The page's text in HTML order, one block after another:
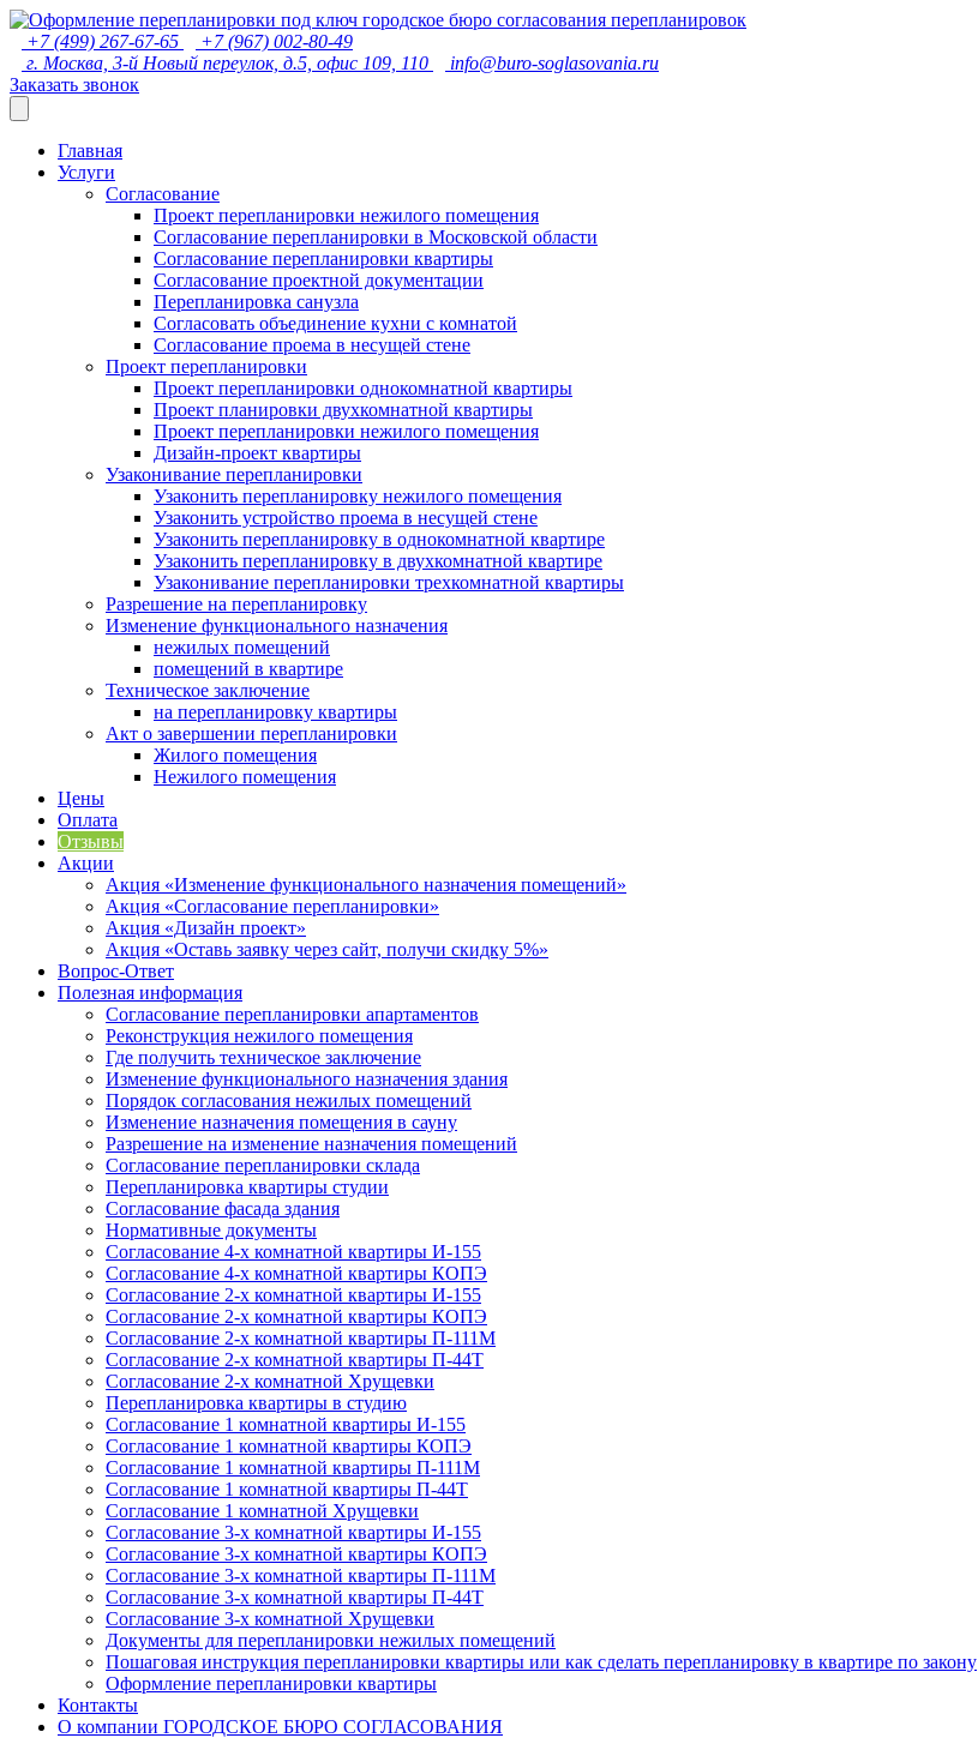
городское бюро согласования перепланировок
+7 (499) 267-67-65
+7 (967) 002-80-49
г. Москва, 3-й Новый переулок, д.5, офис 109, 110
info@buro-soglasovania.ru
Заказать звонок
Главная
Услуги
Согласование
Проект перепланировки нежилого помещения
Согласование перепланировки в Московской области
Согласование перепланировки квартиры
Согласование проектной документации
Перепланировка санузла
Согласовать объединение кухни с комнатой
Согласование проема в несущей стене
Проект перепланировки
Проект перепланировки однокомнатной квартиры
Проект планировки двухкомнатной квартиры
Проект перепланировки нежилого помещения
Дизайн-проект квартиры
Узаконивание перепланировки
Узаконить перепланировку нежилого помещения
Узаконить устройство проема в несущей стене
Узаконить перепланировку в однокомнатной квартире
Узаконить перепланировку в двухкомнатной квартире
Узаконивание перепланировки трехкомнатной квартиры
Разрешение на перепланировку
Изменение функционального назначения
нежилых помещений
помещений в квартире
Техническое заключение
на перепланировку квартиры
Акт о завершении перепланировки
Жилого помещения
Нежилого помещения
Цены
Оплата
Отзывы
Акции
Акция «Изменение функционального назначения помещений»
Акция «Согласование перепланировки»
Акция «Дизайн проект»
Акция «Оставь заявку через сайт, получи скидку 5%»
Вопрос-Ответ
Полезная информация
Согласование перепланировки апартаментов
Реконструкция нежилого помещения
Где получить техническое заключение
Изменение функционального назначения здания
Порядок согласования нежилых помещений
Изменение назначения помещения в сауну
Разрешение на изменение назначения помещений
Согласование перепланировки склада
Перепланировка квартиры студии
Согласование фасада здания
Нормативные документы
Согласование 4-х комнатной квартиры И-155
Согласование 4-х комнатной квартиры КОПЭ
Согласование 2-х комнатной квартиры И-155
Согласование 2-х комнатной квартиры КОПЭ
Согласование 2-х комнатной квартиры П-111М
Согласование 2-х комнатной квартиры П-44Т
Согласование 2-х комнатной Хрущевки
Перепланировка квартиры в студию
Согласование 1 комнатной квартиры И-155
Согласование 1 комнатной квартиры КОПЭ
Согласование 1 комнатной квартиры П-111М
Согласование 1 комнатной квартиры П-44Т
Согласование 1 комнатной Хрущевки
Согласование 3-х комнатной квартиры И-155
Согласование 3-х комнатной квартиры КОПЭ
Согласование 3-х комнатной квартиры П-111М
Согласование 3-х комнатной квартиры П-44Т
Согласование 3-х комнатной Хрущевки
Документы для перепланировки нежилых помещений
Пошаговая инструкция перепланировки квартиры или как сделать перепланировку в квартире по закону
Оформление перепланировки квартиры
Контакты
О компании ГОРОДСКОЕ БЮРО СОГЛАСОВАНИЯ